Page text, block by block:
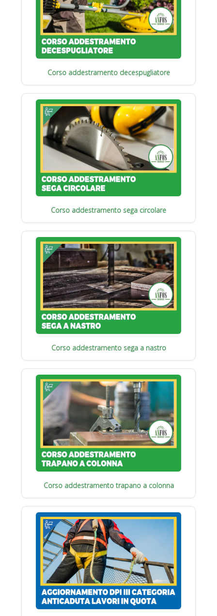
Corso addestramento decespugliatore
Corso addestramento sega circolare
Corso addestramento sega a nastro
Corso addestramento trapano a colonna